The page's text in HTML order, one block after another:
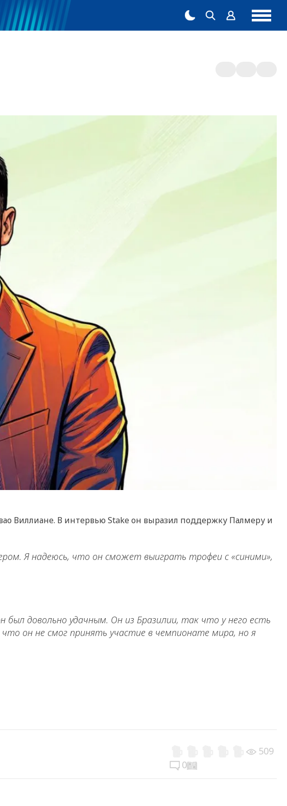
Виллиане. В интервью Stake он выразил поддержку Палмеру и
Я надеюсь, что он сможет выиграть трофеи с «синими»,
был довольно удачным. Он из Бразилии, так что у него есть
он не смог принять участие в чемпионате мира, но я
509
0